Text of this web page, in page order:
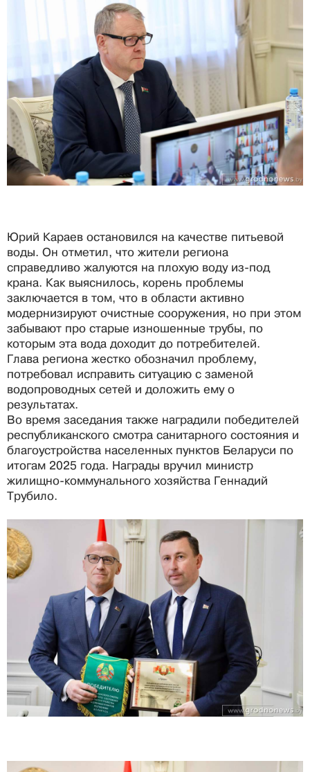
Юрий Караев остановился на качестве питьевой
воды. Он отметил, что жители региона
справедливо жалуются на плохую воду из-под
крана. Как выяснилось, корень проблемы
заключается в том, что в области активно
модернизируют очистные сооружения, но при этом
забывают про старые изношенные трубы, по
которым эта вода доходит до потребителей.
Глава региона жестко обозначил проблему,
потребовал исправить ситуацию с заменой
водопроводных сетей и доложить ему о
результатах.
Во время заседания также наградили победителей
республиканского смотра санитарного состояния и
благоустройства населенных пунктов Беларуси по
итогам 2025 года. Награды вручил министр
жилищно-коммунального хозяйства Геннадий
Трубило.